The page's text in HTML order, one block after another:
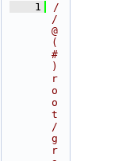
    1
/
/
@
(
#
)
r
o
o
t
/
g
r